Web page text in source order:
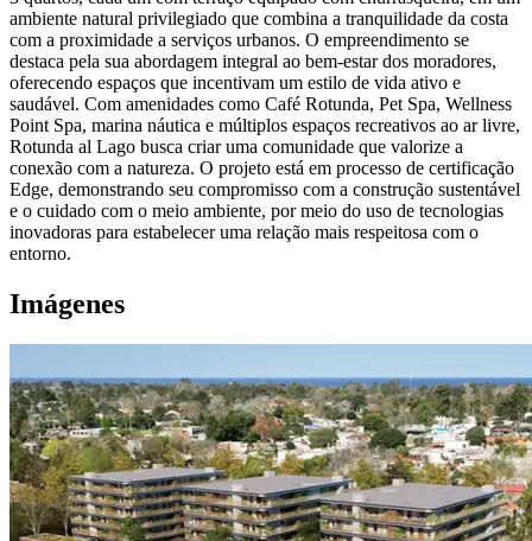
ambiente natural privilegiado que combina a tranquilidade da costa
com a proximidade a serviços urbanos. O empreendimento se
destaca pela sua abordagem integral ao bem-estar dos moradores,
oferecendo espaços que incentivam um estilo de vida ativo e
saudável. Com amenidades como Café Rotunda, Pet Spa, Wellness
Point Spa, marina náutica e múltiplos espaços recreativos ao ar livre,
Rotunda al Lago busca criar uma comunidade que valorize a
conexão com a natureza. O projeto está em processo de certificação
Edge, demonstrando seu compromisso com a construção sustentável
e o cuidado com o meio ambiente, por meio do uso de tecnologias
inovadoras para estabelecer uma relação mais respeitosa com o
entorno.
Imágenes